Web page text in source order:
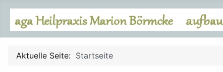
Aktuelle Seite: Startseite